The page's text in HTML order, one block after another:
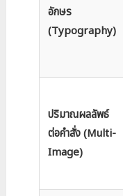
อักษร
(Typography)
ปริมาณผลลัพธ์
ต่อคำสั่ง (Multi-
Image)